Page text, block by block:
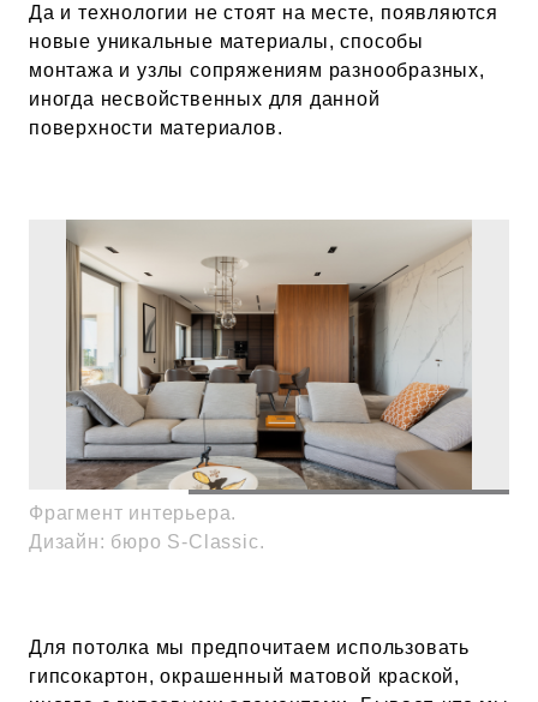
Да и технологии не стоят на месте, появляются
новые уникальные материалы, способы
монтажа и узлы сопряжениям разнообразных,
иногда несвойственных для данной
поверхности материалов.
Фрагмент интерьера.
Дизайн: бюро S-Classic.
Для потолка мы предпочитаем использовать
гипсокартон, окрашенный матовой краской,